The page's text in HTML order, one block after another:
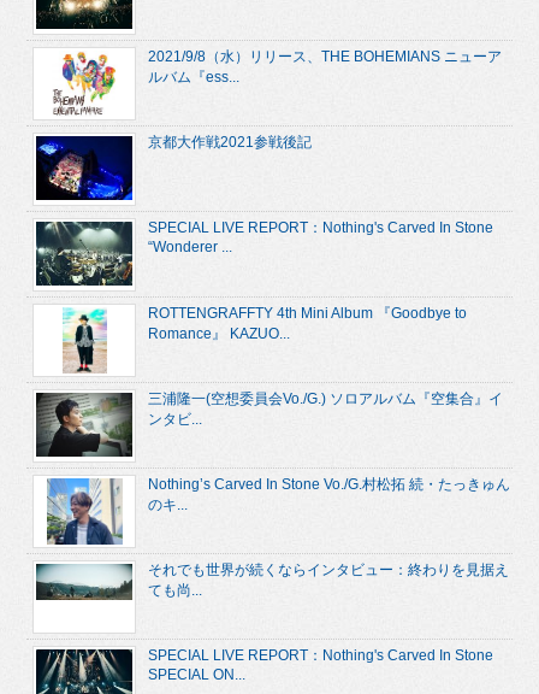
2021/9/8（水）リリース、THE BOHEMIANS ニューア
ルバム『ess...
京都大作戦2021参戦後記
SPECIAL LIVE REPORT：Nothing's Carved In Stone
“Wonderer ...
ROTTENGRAFFTY 4th Mini Album 『Goodbye to
Romance』 KAZUO...
三浦隆一(空想委員会Vo./G.) ソロアルバム『空集合』イ
ンタビ...
Nothing’s Carved In Stone Vo./G.村松拓 続・たっきゅん
のキ...
それでも世界が続くならインタビュー：終わりを見据え
ても尚...
SPECIAL LIVE REPORT：Nothing's Carved In Stone
SPECIAL ON...